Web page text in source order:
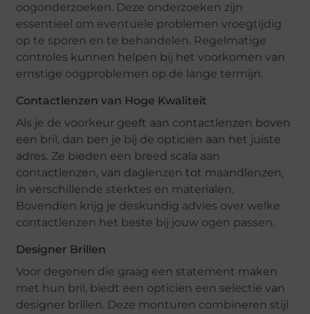
oogonderzoeken. Deze onderzoeken zijn
essentieel om eventuele problemen vroegtijdig
op te sporen en te behandelen. Regelmatige
controles kunnen helpen bij het voorkomen van
ernstige oogproblemen op de lange termijn.
Contactlenzen van Hoge Kwaliteit
Als je de voorkeur geeft aan contactlenzen boven
een bril, dan ben je bij de opticien aan het juiste
adres. Ze bieden een breed scala aan
contactlenzen, van daglenzen tot maandlenzen,
in verschillende sterktes en materialen.
Bovendien krijg je deskundig advies over welke
contactlenzen het beste bij jouw ogen passen.
Designer Brillen
Voor degenen die graag een statement maken
met hun bril, biedt een opticien een selectie van
designer brillen. Deze monturen combineren stijl